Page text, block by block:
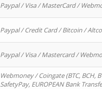
Paypal / Visa / MasterCard /
Paypal / Credit Card / Bitcoin /
Paypal / Visa / Mastercard /
Webmoney / Coingate (BTC, BCH,
SafetyPay, EUROPEAN Bank